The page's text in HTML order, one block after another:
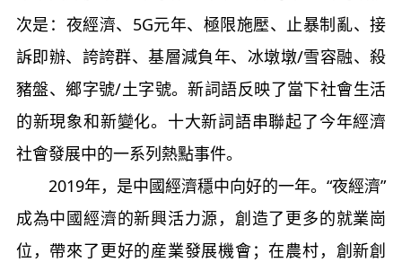
次是：夜經濟、5G元年、極限施壓、止暴制亂、接
訴即辦、誇誇群、基層減負年、冰墩墩/雪容融、殺
豬盤、鄉字號/土字號。新詞語反映了當下社會生活
的新現象和新變化。十大新詞語串聯起了今年經濟
社會發展中的一系列熱點事件。
2019年，是中國經濟穩中向好的一年。“夜經濟”
成為中國經濟的新興活力源，創造了更多的就業崗
位，帶來了更好的産業發展機會；在農村，創新創